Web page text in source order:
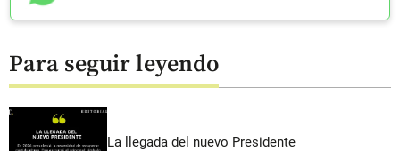
Para seguir leyendo
La llegada del nuevo Presidente